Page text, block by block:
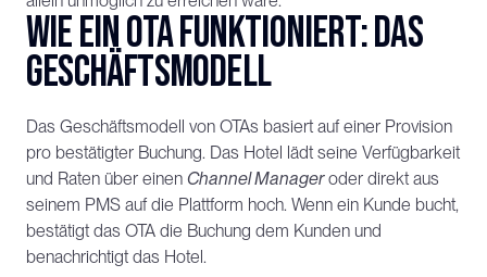
Wie ein OTA funktioniert: das
Geschäftsmodell
Das Geschäftsmodell von OTAs basiert auf einer Provision
pro bestätigter Buchung. Das Hotel lädt seine Verfügbarkeit
und Raten über einen Channel Manager oder direkt aus
seinem PMS auf die Plattform hoch. Wenn ein Kunde bucht,
bestätigt das OTA die Buchung dem Kunden und
benachrichtigt das Hotel.